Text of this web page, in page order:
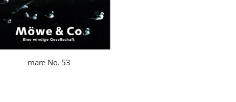
mare No. 53